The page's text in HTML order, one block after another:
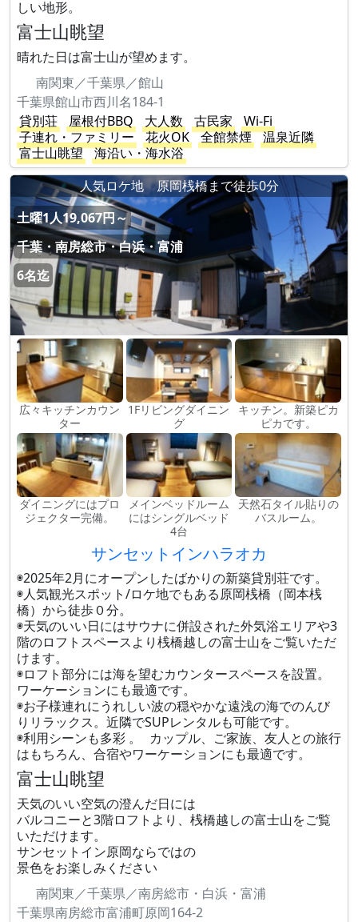
しい地形。
富士山眺望
晴れた日は富士山が望めます。
南関東／千葉県／館山
千葉県館山市西川名184-1
貸別荘
屋根付BBQ 大人数 古民家
Wi-Fi
子連れ・ファミリー
花火OK 全館禁煙
温泉近隣
富士山眺望
海沿い・海水浴
人気ロケ地 原岡桟橋まで徒歩0分
土曜1人19,067円～
千葉・南房総市・白浜・富浦
6名迄
広々キッチンカウン
ター
1Fリビングダイニン
グ
キッチン。新築ピカ
ピカです。
ダイニングにはプロ
ジェクター完備。
メインベッドルーム
にはシングルベッド
4台
天然石タイル貼りの
バスルーム。
サンセットインハラオカ
◉2025年2月にオープンしたばかりの新築貸別荘です。
◉人気観光スポット/ロケ地でもある原岡桟橋（岡本桟
橋）から徒歩０分。
◉天気のいい日にはサウナに併設された外気浴エリアや3
階のロフトスペースより桟橋越しの富士山をご覧いただ
けます。
◉ロフト部分には海を望むカウンタースペースを設置。
ワーケーションにも最適です。
◉お子様連れにうれしい波の穏やかな遠浅の海でのんび
りリラックス。近隣でSUPレンタルも可能です。
◉利用シーンも多彩 。 カップル、ご家族、友人との旅行
はもちろん、合宿やワーケーションにも最適です。
富士山眺望
天気のいい空気の澄んだ日には
バルコニーと3階ロフトより、桟橋越しの富士山をご覧
いただけます。
サンセットイン原岡ならではの
景色をお楽しみください
南関東／千葉県／南房総市・白浜・富浦
千葉県南房総市富浦町原岡164-2